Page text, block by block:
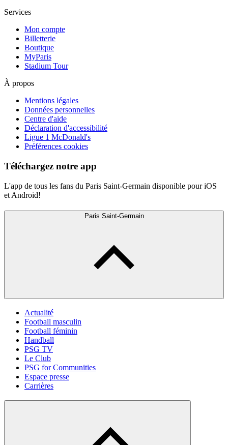
Services
Mon compte
Billetterie
Boutique
MyParis
Stadium Tour
À propos
Mentions légales
Données personnelles
Centre d'aide
Déclaration d'accessibilité
Ligue 1 McDonald's
Préférences cookies
Téléchargez notre app
L'app de tous les fans du Paris Saint-Germain disponible pour iOS
et Android!
Paris Saint-Germain
Actualité
Football masculin
Football féminin
Handball
PSG TV
Le Club
PSG for Communities
Espace presse
Carrières